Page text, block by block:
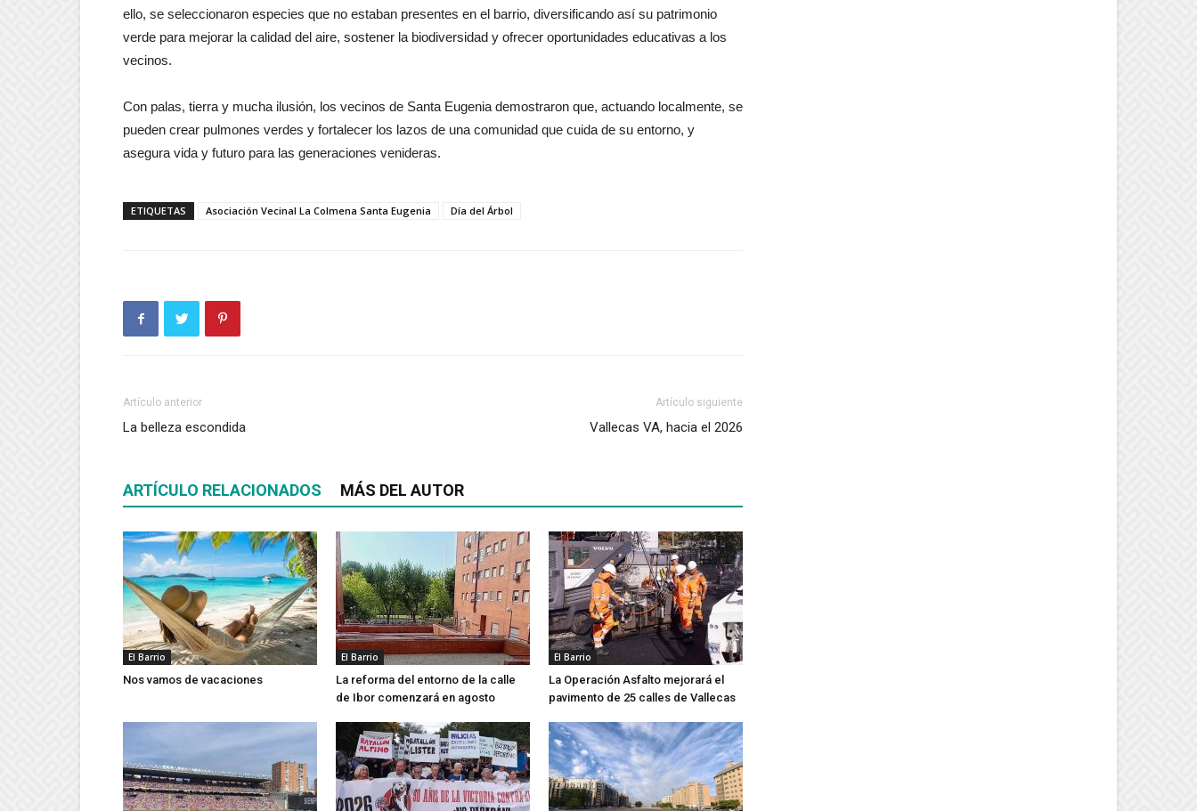
ello, se seleccionaron especies que no estaban presentes en el barrio, diversificando así su patrimonio
verde para mejorar la calidad del aire, sostener la biodiversidad y ofrecer oportunidades educativas a los
vecinos.
Con palas, tierra y mucha ilusión, los vecinos de Santa Eugenia demostraron que, actuando localmente, se
pueden crear pulmones verdes y fortalecer los lazos de una comunidad que cuida de su entorno, y
asegura vida y futuro para las generaciones venideras.
ETIQUETAS Asociación Vecinal La Colmena Santa Eugenia Día del Árbol
Artículo anterior
La belleza escondida
Artículo siguiente
Vallecas VA, hacia el 2026
ARTÍCULO RELACIONADOS MÁS DEL AUTOR
El Barrio
Nos vamos de vacaciones
El Barrio
La reforma del entorno de la calle
de Ibor comenzará en agosto
El Barrio
La Operación Asfalto mejorará el
pavimento de 25 calles de Vallecas